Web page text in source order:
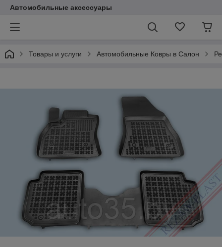
Автомобильные аксессуары
Товары и услуги Автомобильные Ковры в Салон